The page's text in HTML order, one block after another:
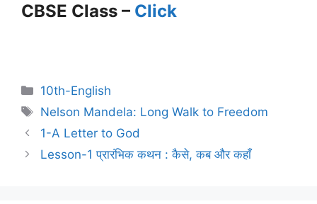
CBSE Class – Click
10th-English
Nelson Mandela: Long Walk to Freedom
1-A Letter to God
Lesson-1 प्रारंभिक कथन : कैसे, कब और कहाँ